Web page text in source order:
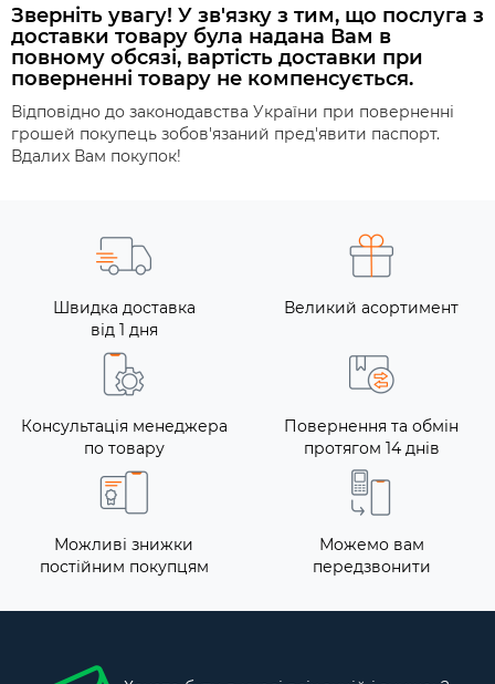
Зверніть увагу! У зв'язку з тим, що послуга з
доставки товару була надана Вам в
повному обсязі, вартість доставки при
поверненні товару не компенсується.
Відповідно до законодавства України при поверненні
грошей покупець зобов'язаний пред'явити паспорт.
Вдалих Вам покупок!
Швидка доставка
від 1 дня
Великий асортимент
Консультація менеджера
по товару
Повернення та обмін
протягом 14 днів
Можливі знижки
постійним покупцям
Можемо вам
передзвонити